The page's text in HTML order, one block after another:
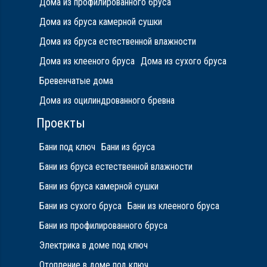
Дома из бруса камерной сушки
Дома из бруса естественной влажности
Дома из клееного бруса Дома из сухого бруса
Бревенчатые дома
Дома из оцилиндрованного бревна
Проекты
Бани под ключ Бани из бруса
Бани из бруса естественной влажности
Бани из бруса камерной сушки
Бани из сухого бруса Бани из клееного бруса
Бани из профилированного бруса
Электрика в доме под ключ